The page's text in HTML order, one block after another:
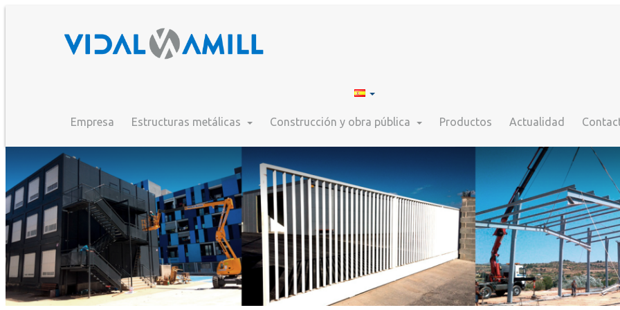
Empresa Estructuras metálicas Construcción y obra pública Productos Actualidad